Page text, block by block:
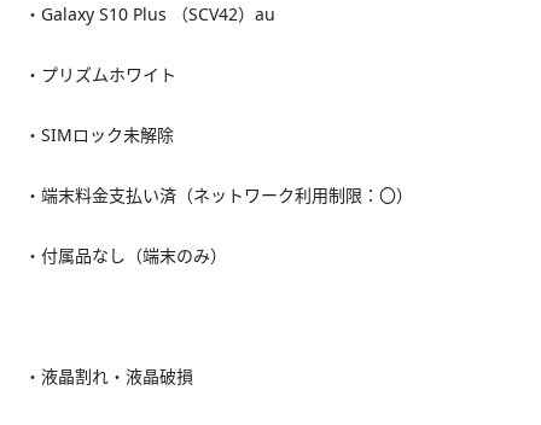
・Galaxy S10 Plus （SCV42）au
・プリズムホワイト
・SIMロック未解除
・端末料金支払い済（ネットワーク利用制限：〇）
・付属品なし（端末のみ）
・液晶割れ・液晶破損